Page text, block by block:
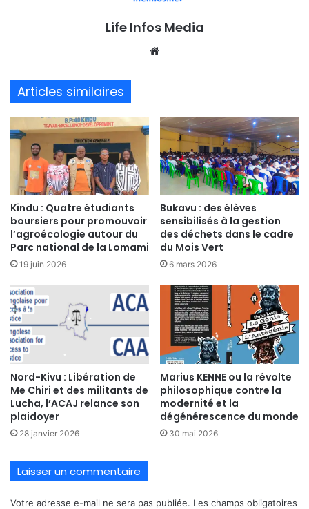
Life Infos Media
Articles similaires
Kindu : Quatre étudiants
boursiers pour promouvoir
l’agroécologie autour du
Parc national de la Lomami
19 juin 2026
Bukavu : des élèves
sensibilisés à la gestion
des déchets dans le cadre
du Mois Vert
6 mars 2026
Nord-Kivu : Libération de
Me Chiri et des militants de
Lucha, l’ACAJ relance son
plaidoyer
28 janvier 2026
Marius KENNE ou la révolte
philosophique contre la
modernité et la
dégénérescence du monde
30 mai 2026
Laisser un commentaire
Votre adresse e-mail ne sera pas publiée. Les champs obligatoires